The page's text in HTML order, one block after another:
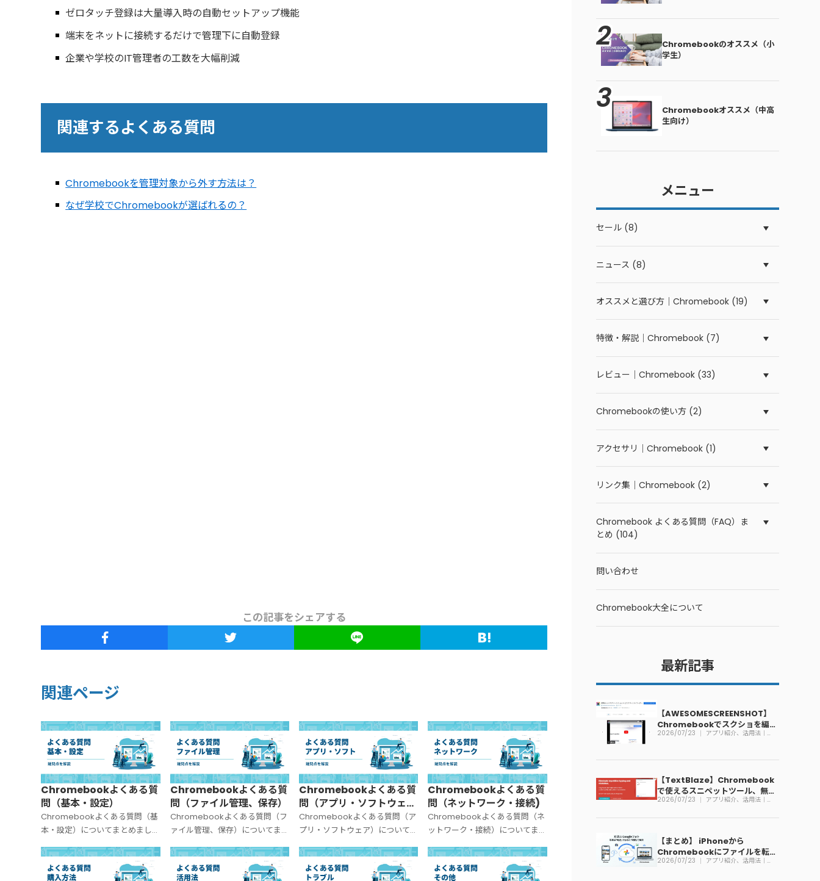
ゼロタッチ登録は大量導入時の自動セットアップ機能
端末をネットに接続するだけで管理下に自動登録
企業や学校のIT管理者の工数を大幅削減
関連するよくある質問
Chromebookを管理対象から外す方法は？
なぜ学校でChromebookが選ばれるの？
この記事をシェアする
関連ページ
Chromebookよくある質
問（基本・設定）
Chromebookよくある質問（基
本・設定）についてまとめまし
Chromebookよくある質
問（ファイル管理、保存）
Chromebookよくある質問（フ
ァイル管理、保存）についてまと
Chromebookよくある質
問（アプリ・ソフトウェ
ア）
Chromebookよくある質問（ア
プリ・ソフトウェア）についてま
Chromebookよくある質
問（ネットワーク・接続)
Chromebookよくある質問（ネ
ットワーク・接続）についてまと
Chromebookのオススメ（小
学生）
Chromebookオススメ（中高
生向け）
メニュー
セール (8)
ニュース (8)
オススメと選び方｜Chromebook (19)
特徴・解説｜Chromebook (7)
レビュー｜Chromebook (33)
Chromebookの使い方 (2)
アクセサリ｜Chromebook (1)
リンク集｜Chromebook (2)
Chromebook よくある質問（FAQ）ま
とめ (104)
問い合わせ
Chromebook大全について
最新記事
【AWESOMESCREENSHOT】
Chromebookでスクショを編集
できる拡張機能
2026/07/23 アプリ紹介、活用法｜
【TextBlaze】Chromebook
で使えるスニペットツール、無料
で利用可能
2026/07/23 アプリ紹介、活用法｜
【まとめ】 iPhoneから
Chromebookにファイルを転送
する方法
2026/07/23 アプリ紹介、活用法｜